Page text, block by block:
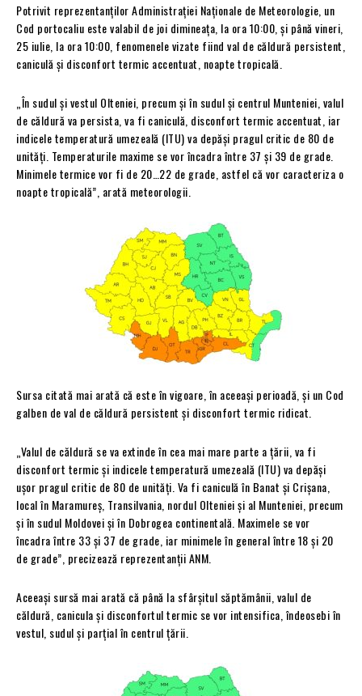
Potrivit reprezentanților Administrației Naționale de Meteorologie, un
Cod portocaliu este valabil de joi dimineața, la ora 10:00, și până vineri,
25 iulie, la ora 10:00, fenomenele vizate fiind val de căldură persistent,
caniculă și disconfort termic accentuat, noapte tropicală.
„În sudul și vestul Olteniei, precum și în sudul și centrul Munteniei, valul
de căldură va persista, va fi caniculă, disconfort termic accentuat, iar
indicele temperatură umezeală (ITU) va depăși pragul critic de 80 de
unități. Temperaturile maxime se vor încadra între 37 și 39 de grade.
Minimele termice vor fi de 20…22 de grade, astfel că vor caracteriza o
noapte tropicală”, arată meteorologii.
Sursa citată mai arată că este în vigoare, în aceeași perioadă, și un Cod
galben de val de căldură persistent și disconfort termic ridicat.
„Valul de căldură se va extinde în cea mai mare parte a țării, va fi
disconfort termic și indicele temperatură umezeală (ITU) va depăși
ușor pragul critic de 80 de unități. Va fi caniculă în Banat și Crișana,
local în Maramureș, Transilvania, nordul Olteniei și al Munteniei, precum
și în sudul Moldovei și în Dobrogea continentală. Maximele se vor
încadra între 33 și 37 de grade, iar minimele în general între 18 și 20
de grade”, precizează reprezentanții ANM.
Aceeași sursă mai arată că până la sfârșitul săptămânii, valul de
căldură, canicula și disconfortul termic se vor intensifica, îndeosebi în
vestul, sudul și parțial în centrul țării.